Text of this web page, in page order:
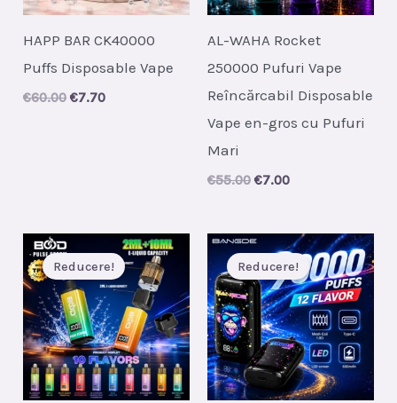
HAPP BAR CK40000
Puffs Disposable Vape
€60.00 Original
€7.70Current
AL-WAHA Rocket
250000 Pufuri Vape
Reîncărcabil Disposable
Vape en-gros cu Pufuri
Mari
€55.00 Original
€55.00.
€7.00Current
€7.00.
Reducere! Reducere!